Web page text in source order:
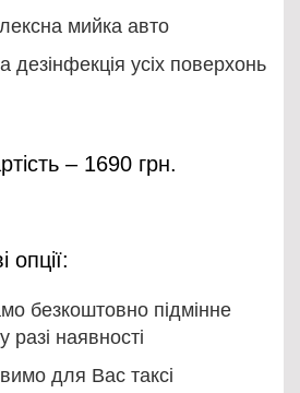
мийка авто
дезінфекція усіх поверхонь
– 1690 грн.
опції:
безкоштовно підмінне
разі наявності
для Вас таксі